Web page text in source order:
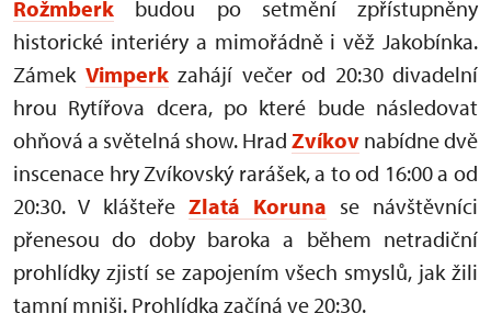
Rožmberk budou po setmění zpřístupněny
historické interiéry a mimořádně i věž Jakobínka.
Zámek Vimperkzahájí večer od 20:30 divadelní
hrou Rytířova dcera, po které bude následovat
ohňová a světelná show. Hrad Zvíkov nabídne dvě
inscenace hry Zvíkovský rarášek, a to od 16:00 a od
20:30. V klášteře Zlatá Koruna se návštěvníci
přenesou do doby baroka a během netradiční
prohlídky zjistí se zapojením všech smyslů, jak žili
tamní mniši. Prohlídka začíná ve 20:30.